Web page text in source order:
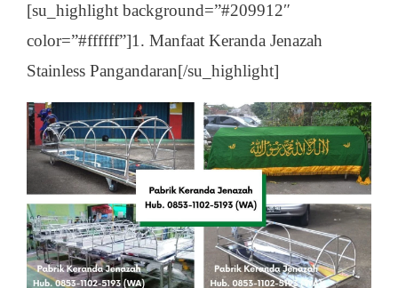
[su_highlight background=”#209912″
color=”#ffffff”]1. Manfaat Keranda Jenazah
Stainless Pangandaran[/su_highlight]